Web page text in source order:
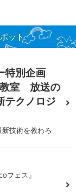
ット
特別企画
教室 放送の
テクノロジ
技術を教わろ
フェス』